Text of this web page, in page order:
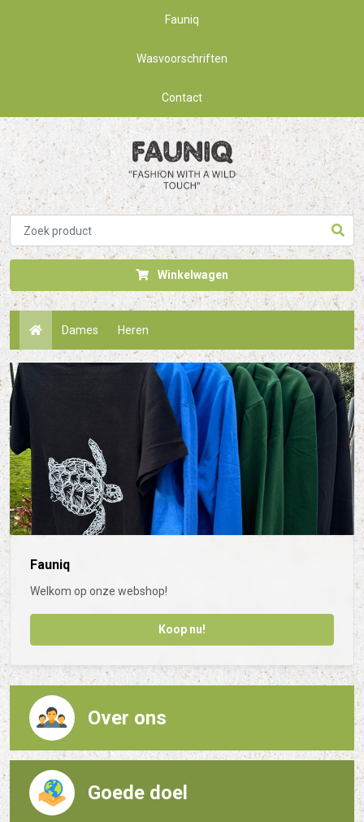
Fauniq
Wasvoorschriften
Contact
Winkelwagen
Dames Heren
Fauniq
Welkom op onze webshop!
Koop nu!
Over ons
Goede doel